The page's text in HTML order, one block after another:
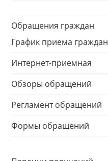
Обращения граждан
График приема граждан
Интернет-приемная
Обзоры обращений
Регламент обращений
Формы обращений